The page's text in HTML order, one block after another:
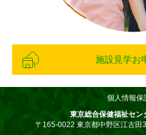
施設見学お
個人情報保
東京総合保健福祉セン
〒165-0022 東京都中野区江古